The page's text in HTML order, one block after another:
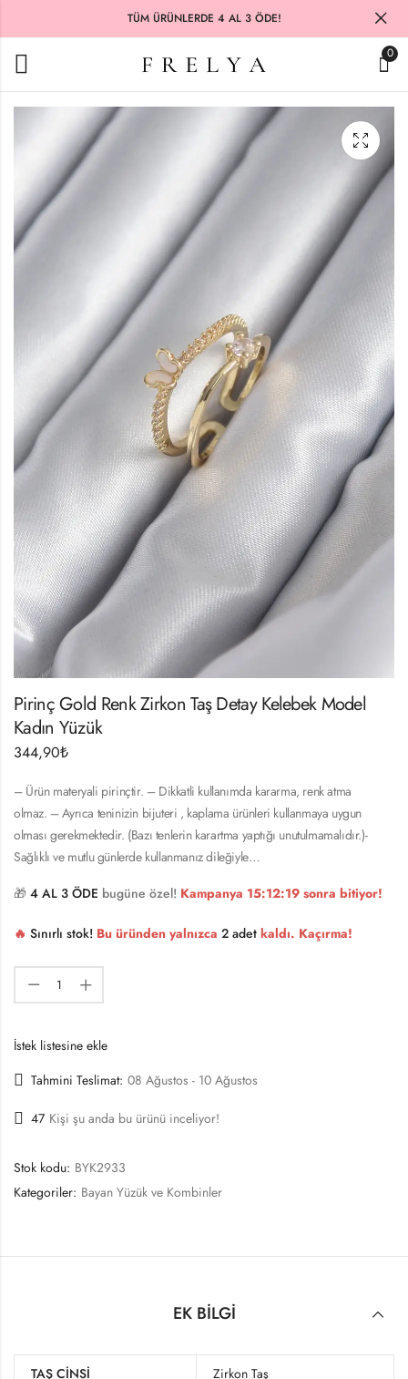
TÜM ÜRÜNLERDE 4 AL 3 ÖDE!
0
Pirinç Gold Renk Zirkon Taş Detay Kelebek Model
Kadın Yüzük
344,90₺
– Ürün materyali pirinçtir. – Dikkatli kullanımda kararma, renk atma
olmaz. – Ayrıca teninizin bijuteri , kaplama ürünleri kullanmaya uygun
olması gerekmektedir. (Bazı tenlerin karartma yaptığı unutulmamalıdır.)-
Sağlıklı ve mutlu günlerde kullanmanız dileğiyle…
🎁 4 AL 3 ÖDE bugüne özel! Kampanya 15:12:18 sonra bitiyor!
🔥 Sınırlı stok! Bu üründen yalnızca 2 adet kaldı. Kaçırma!
İstek listesine ekle
Tahmini Teslimat: 08 Ağustos - 10 Ağustos
47 Kişi şu anda bu ürünü inceliyor!
Stok kodu: BYK2933
Kategoriler: Bayan Yüzük ve Kombinler
EK BILGI
TAŞ CINSI Zirkon Taş